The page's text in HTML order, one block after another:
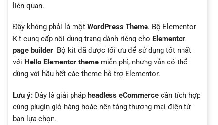
liên quan.
Đây không phải là một WordPress Theme. Bộ Elementor
Kit cung cấp nội dung trang dành riêng cho Elementor
page builder. Bộ kit đã được tối ưu để sử dụng tốt nhất
với Hello Elementor theme miễn phí, nhưng vẫn có thể
dùng với hầu hết các theme hỗ trợ Elementor.
Lưu ý: Đây là giải pháp headless eCommerce cần tích hợp
cùng plugin giỏ hàng hoặc nền tảng thương mại điện tử
bạn lựa chọn.